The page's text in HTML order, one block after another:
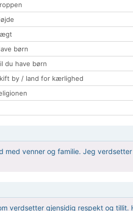
børn
du have børn
by / land for kærlighed
venner og familie. Jeg
verdsetter gjensidig respekt og tillit.